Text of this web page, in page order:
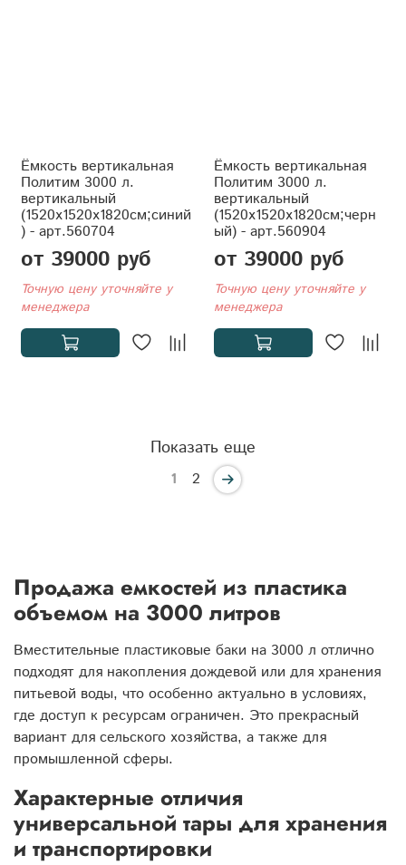
Ёмкость вертикальная
Политим 3000 л.
вертикальный
(1520x1520x1820см;синий
) - арт.560704
от 39000 руб
Точную цену уточняйте у
менеджера
Ёмкость вертикальная
Политим 3000 л.
вертикальный
(1520x1520x1820см;черн
ый) - арт.560904
от 39000 руб
Точную цену уточняйте у
менеджера
Показать еще
1 2
Продажа емкостей из пластика
объемом на 3000 литров
Вместительные пластиковые баки на 3000 л отлично
подходят для накопления дождевой или для хранения
питьевой воды, что особенно актуально в условиях,
где доступ к ресурсам ограничен. Это прекрасный
вариант для сельского хозяйства, а также для
промышленной сферы.
Характерные отличия
универсальной тары для хранения
и транспортировки